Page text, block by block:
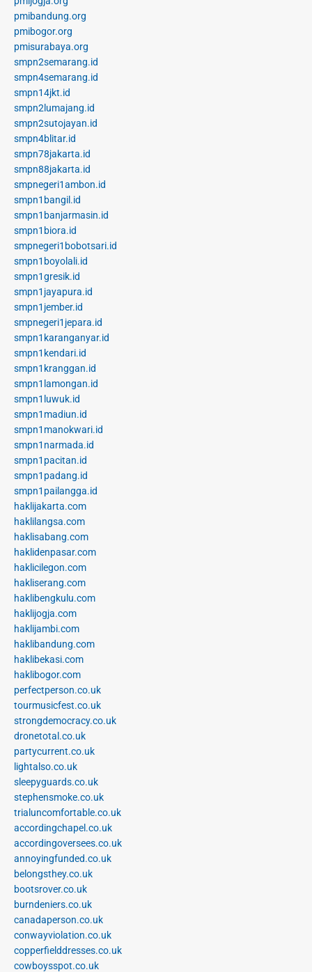
pmibandung.org
pmibogor.org
pmisurabaya.org
smpn2semarang.id
smpn4semarang.id
smpn14jkt.id
smpn2lumajang.id
smpn2sutojayan.id
smpn4blitar.id
smpn78jakarta.id
smpn88jakarta.id
smpnegeri1ambon.id
smpn1bangil.id
smpn1banjarmasin.id
smpn1biora.id
smpnegeri1bobotsari.id
smpn1boyolali.id
smpn1gresik.id
smpn1jayapura.id
smpn1jember.id
smpnegeri1jepara.id
smpn1karanganyar.id
smpn1kendari.id
smpn1kranggan.id
smpn1lamongan.id
smpn1luwuk.id
smpn1madiun.id
smpn1manokwari.id
smpn1narmada.id
smpn1pacitan.id
smpn1padang.id
smpn1pailangga.id
haklijakarta.com
haklilangsa.com
haklisabang.com
haklidenpasar.com
haklicilegon.com
hakliserang.com
haklibengkulu.com
haklijogja.com
haklijambi.com
haklibandung.com
haklibekasi.com
haklibogor.com
perfectperson.co.uk
tourmusicfest.co.uk
strongdemocracy.co.uk
dronetotal.co.uk
partycurrent.co.uk
lightalso.co.uk
sleepyguards.co.uk
stephensmoke.co.uk
trialuncomfortable.co.uk
accordingchapel.co.uk
accordingoversees.co.uk
annoyingfunded.co.uk
belongsthey.co.uk
bootsrover.co.uk
burndeniers.co.uk
canadaperson.co.uk
conwayviolation.co.uk
copperfielddresses.co.uk
cowboysspot.co.uk